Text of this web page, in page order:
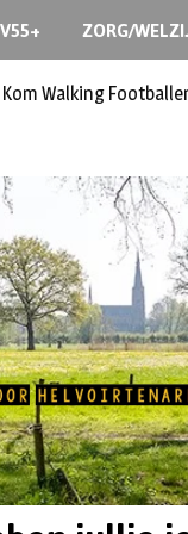
V55+ ZORG/
Walking